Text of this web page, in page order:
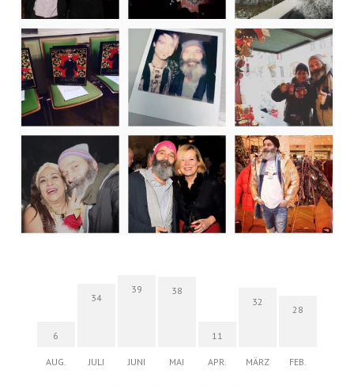
6
AUG.
34
JULI
39
JUNI
38
MAI
11
APR.
32
MÄRZ
28
FEB.